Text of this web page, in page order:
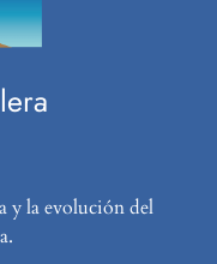
y la evolución del